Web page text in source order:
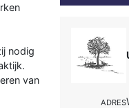
nodig
van
ADRES